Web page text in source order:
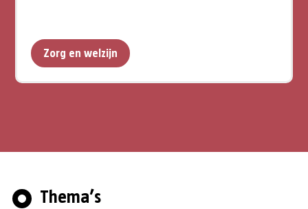
Zorg en welzijn
Thema’s